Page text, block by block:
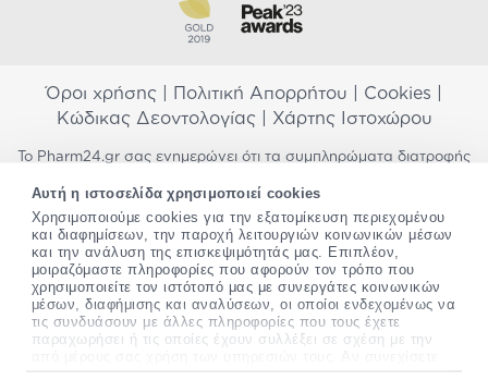
Αυτή η ιστοσελίδα χρησιμοποιεί cookies
Χρησιμοποιούμε cookies για την εξατομίκευση περιεχομένου
και διαφημίσεων, την παροχή λειτουργιών κοινωνικών μέσων
και την ανάλυση της επισκεψιμότητάς μας. Επιπλέον,
μοιραζόμαστε πληροφορίες που αφορούν τον τρόπο που
χρησιμοποιείτε τον ιστότοπό μας με συνεργάτες κοινωνικών
μέσων, διαφήμισης και αναλύσεων, οι οποίοι ενδεχομένως να
τις συνδυάσουν με άλλες πληροφορίες που τους έχετε
παραχωρήσει ή τις οποίες έχουν συλλέξει σε σχέση με την
Όροι χρήσης Πολιτική Απορρήτου Cookies
Κώδικας Δεοντολογίας| Χάρτης Ιστοχώρου
Το Pharm24.gr σας ενημερώνει ότι τα συμπληρώματα διατροφής
προορίζονται για την πρόληψη, αγωγή ή θεραπεία ανθρώπινης
νόσου. Συμβουλευτείτε τον γιατρό σας εάν είστε έγκυος,
θηλάζετε, ακολουθείτε παράλληλα φαρμακευτική αγωγή ή
αντιμετωπίζετε προβλήματα υγείας πριν χρησιμοποιήσετε
οποιοδήποτε συμπλήρωμα διατροφής. Προσπαθούμε διαρκώς να
σας παρέχουμε ακριβείς και έγκυρες πληροφορίες. Σε περίπτωση
που έχετε κάποια ερώτηση ή παρατήρηση σχετικά με αυτές,
παρακαλώεπικοινωνήστε μαζί μας.